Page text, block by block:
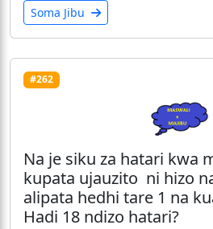
Soma Jibu
#262
Na je siku za hatari kwa
kupata ujauzito ni hizo
alipata hedhi tare 1 na
Hadi 18 ndizo hatari?